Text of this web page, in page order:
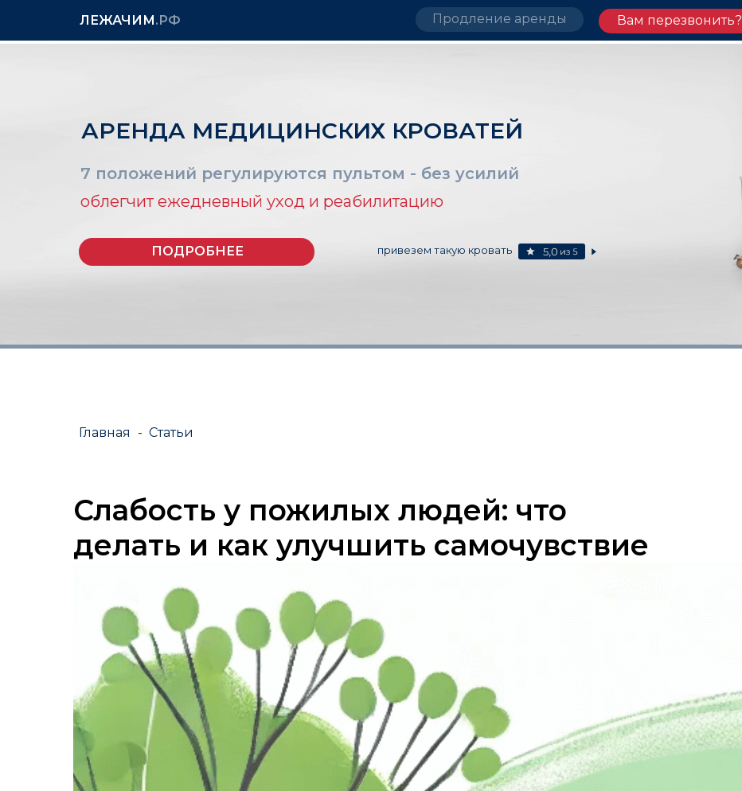
ЛЕЖАЧИМ.РФ Вам перезвонить?
Продление аренды
привезем такую кровать
АРЕНДА МЕДИЦИНСКИХ КРОВАТЕЙ
облегчит ежедневный уход и реабилитацию
ПОДРОБНЕЕ
7 положений регулируются пультом - без усилий
Главная - Статьи
Слабость у пожилых людей: что
делать и как улучшить самочувствие